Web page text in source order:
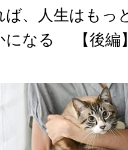
ば、人生はもっ
になる 【後編